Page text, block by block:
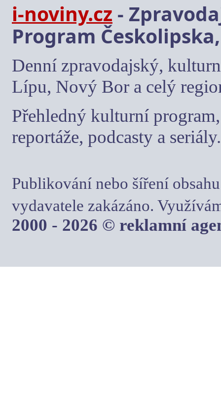
i-noviny.cz -
Program
Denní zpravodajský,
Lípu, Nový Bor a celý
Přehledný kulturní
reportáže, podcasty a seriály.
Publikování nebo šíření
vydavatele zakázáno.
2000 - 2026 © reklamní